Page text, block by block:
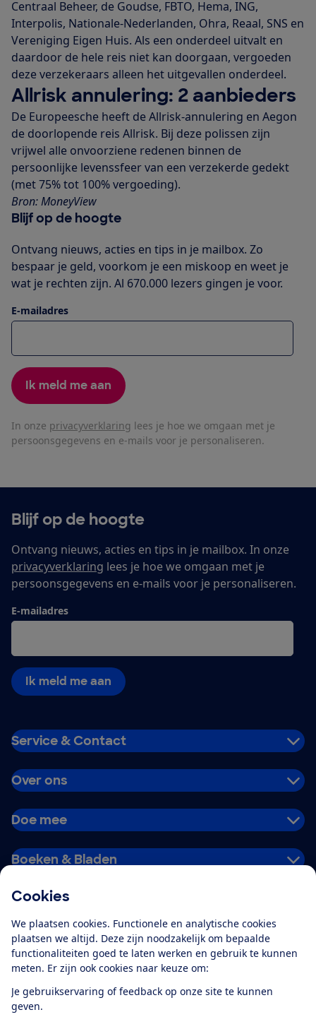
Cookies
We plaatsen cookies. Functionele en analytische cookies
plaatsen we altijd. Deze zijn noodzakelijk om bepaalde
functionaliteiten goed te laten werken en gebruik te kunnen
meten. Er zijn ook cookies naar keuze om:
Je gebruikservaring of feedback op onze site te kunnen
geven.
Centraal Beheer, de Goudse, FBTO, Hema, ING,
Interpolis, Nationale-Nederlanden, Ohra, Reaal, SNS en
Vereniging Eigen Huis. Als een onderdeel uitvalt en
daardoor de hele reis niet kan doorgaan, vergoeden
deze verzekeraars alleen het uitgevallen onderdeel.
Allrisk annulering: 2 aanbieders
De Europeesche heeft de Allrisk-annulering en Aegon
de doorlopende reis Allrisk. Bij deze polissen zijn
vrijwel alle onvoorziene redenen binnen de
persoonlijke levenssfeer van een verzekerde gedekt
(met 75% tot 100% vergoeding).
Bron: MoneyView
Blijf op de hoogte
Ontvang nieuws, acties en tips in je mailbox. Zo
bespaar je geld, voorkom je een miskoop en weet je
wat je rechten zijn. Al 670.000 lezers gingen je voor.
E-mailadres
Ik meld me aan
In onze privacyverklaring lees je hoe we omgaan met je
persoonsgegevens en e-mails voor je personaliseren.
Blijf op de hoogte
Ontvang nieuws, acties en tips in je mailbox. In onze
privacyverklaring lees je hoe we omgaan met je
persoonsgegevens en e-mails voor je personaliseren.
E-mailadres
Ik meld me aan
Service & Contact
Over ons
Doe mee
Boeken & Bladen
Alles over de
app